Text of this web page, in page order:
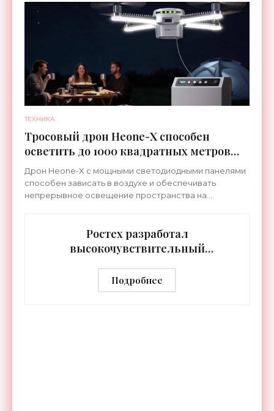
ТЕХНИКА
Тросовый дрон Heone-X способен
осветить до 1000 квадратных метров
земли - «Беспилотники»
Дрон Heone-X с мощными светодиодными панелями
способен зависать в воздухе и обеспечивать
непрерывное освещение пространства на
Ростех разработал
высокочувствительный
дальностью распознавания до 2 км
- «Гаджеты»
Подробнее